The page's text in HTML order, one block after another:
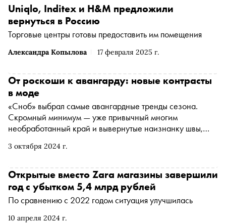
Александра Копылова 17 февраля 2025 г.
Uniqlo, Inditex и H&M предложили
вернуться в Россию
Торговые центры готовы предоставить им помещения
3 октября 2024 г.
От роскоши к авангарду: новые контрасты
в моде
«Сноб» выбрал самые авангардные тренды сезона.
Скромный минимум — уже привычный многим
необработанный край и вывернутые наизнанку швы,
прожженный старинный шелк и залитая кислотой кожа.
традиционных или новаторских техниках, но лейтмотив
— расслабленность как антипод спешки. Сложно
созданное, замысловато скроенное, но легкое и
свободное в ношении — вот что предлагают дизайнеры-
интеллектуалы.
10 апреля 2024 г.
Открытые вместо Zara магазины завершили
год с убытком 5,4 млрд рублей
По сравнению с 2022 годом ситуация улучшилась